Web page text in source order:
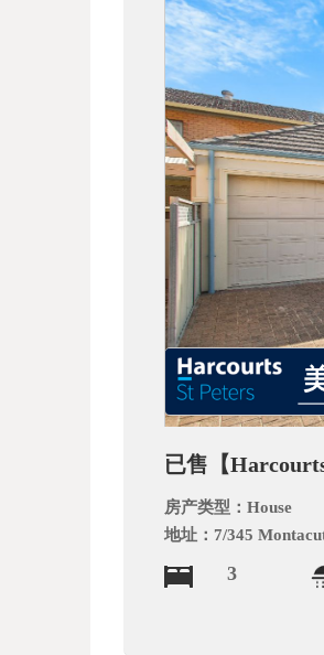
已售【
房产类型：House
地址： 7/345
3